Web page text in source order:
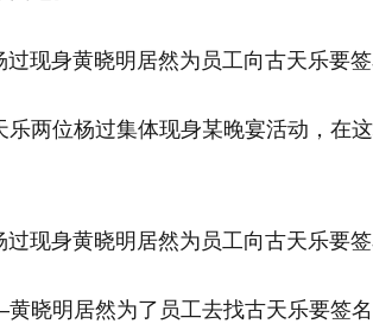
乐两位杨过集体现身某晚宴活动，在
晓明居然为了员工去找古天乐要签